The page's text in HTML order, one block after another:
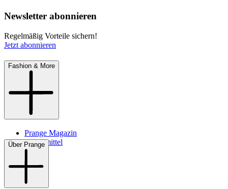
Newsletter abonnieren
Regelmäßig Vorteile sichern!
Jetzt abonnieren
Fashion & More
Prange Magazin
Pflegemittel
Über Prange